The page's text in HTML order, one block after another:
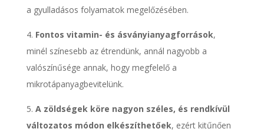
a gyulladásos folyamatok megelőzésében.
4. Fontos vitamin- és ásványianyagforrások,
minél színesebb az étrendünk, annál nagyobb a
valószínűsége annak, hogy megfelelő a
mikrotápanyagbevitelünk.
5. A zöldségek köre nagyon széles, és rendkívül
változatos módon elkészíthetőek, ezért kitűnően